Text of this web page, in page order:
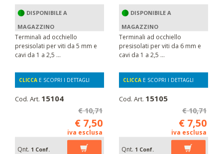
DISPONIBILE A
MAGAZZINO
Terminali ad occhiello
presisolati per viti da 5 mm e
cavi da 1 a 2,5 ...
CLICCA E SCOPRI I DETTAGLI
Cod. Art. 15104
€ 10,71
€ 7,50
iva esclusa
Qnt. 1 Conf.
DISPONIBILE A
MAGAZZINO
Terminali ad occhiello
presisolati per viti da 6 mm e
cavi da 1 a 2,5 ...
CLICCA E SCOPRI I DETTAGLI
Cod. Art. 15105
€ 10,71
€ 7,50
iva esclusa
Qnt. 1 Conf.